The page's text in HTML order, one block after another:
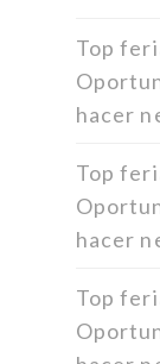
Top
hacer
Top
hacer
Top